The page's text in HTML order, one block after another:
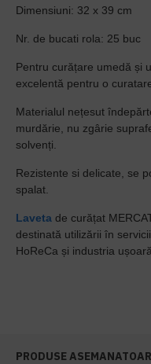
Dimensiuni: 32 x 39 cm
Nr. de bucati rola: 25 buc
Pentru curățare umedă și
excelentă pentru o
Materialul nețesut
murdărie, nu zgârie
solvenți.
Rezistente si delicate, se
spalat.
Laveta de curățat
destinată utilizării în
HoReCa și industria
PRODUSE